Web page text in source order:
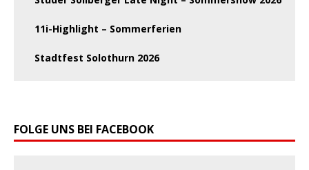
11i-Highlight – Sommerferien
Stadtfest Solothurn 2026
FOLGE UNS BEI FACEBOOK